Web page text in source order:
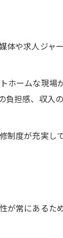
や求人ジャ
ホームな現場
負担感、収入
制度が充実し
が常にあるた